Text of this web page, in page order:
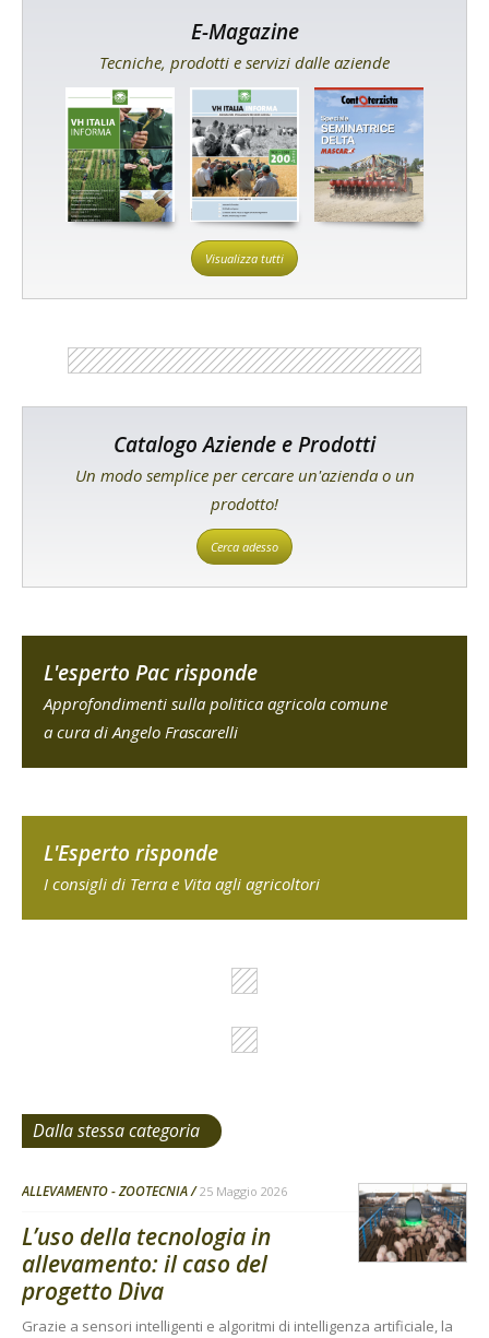
E-Magazine
Tecniche, prodotti e servizi dalle aziende
Visualizza tutti
Catalogo Aziende e Prodotti
Un modo semplice per cercare un'azienda o un
prodotto!
Cerca adesso
L'esperto Pac risponde
Approfondimenti sulla politica agricola comune
a cura di Angelo Frascarelli
L'Esperto risponde
I consigli di Terra e Vita agli agricoltori
Dalla stessa categoria
ALLEVAMENTO - ZOOTECNIA 25 Maggio 2026
L’uso della tecnologia in
allevamento: il caso del
progetto Diva
Grazie a sensori intelligenti e algoritmi di intelligenza artificiale, la